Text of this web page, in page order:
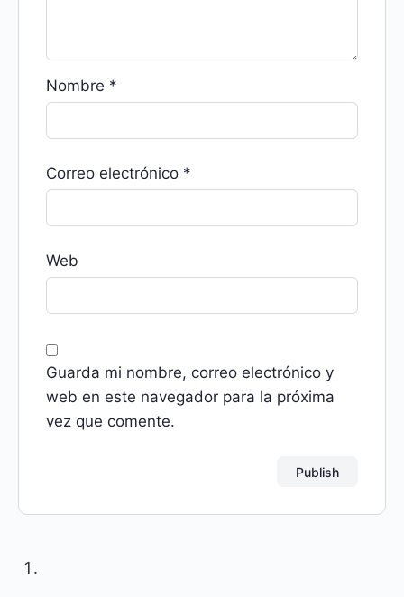
Nombre *
Correo electrónico *
Web
Guarda mi nombre, correo electrónico y
web en este navegador para la próxima
vez que comente.